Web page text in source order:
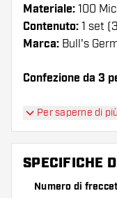
Materiale: 100
Contenuto: 1 set
Marca: Bull's
Confezione da 3
Suggerimento di
Assicuratevi di
numero di
Per saperne di più
SPECIFICHE
Numero di